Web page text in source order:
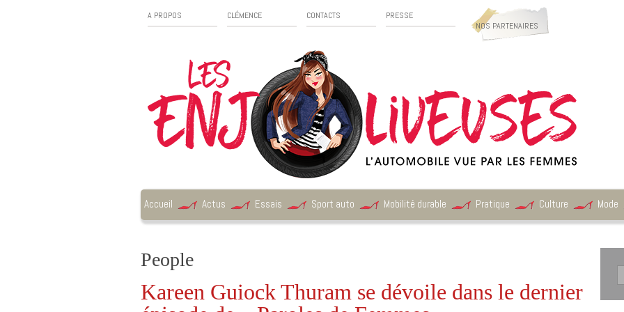
A PROPOS CLÉMENCE CONTACTS
PRESSE
NOS PARTENAIRES
Accueil Actus Essais Sport auto Mobilité durable Pratique Culture Mode
People
Kareen Guiock Thuram se dévoile dans le dernier